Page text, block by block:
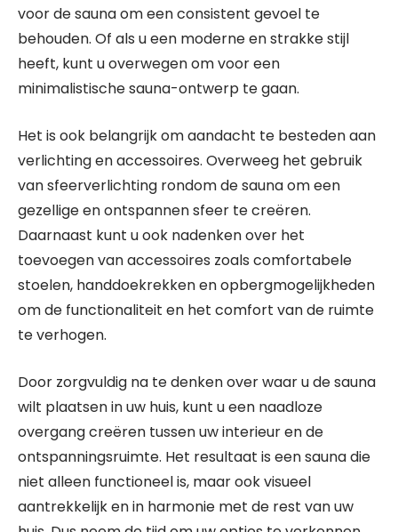
voor de sauna om een consistent gevoel te
behouden. Of als u een moderne en strakke stijl
heeft, kunt u overwegen om voor een
minimalistische sauna-ontwerp te gaan.
Het is ook belangrijk om aandacht te besteden aan
verlichting en accessoires. Overweeg het gebruik
van sfeerverlichting rondom de sauna om een
gezellige en ontspannen sfeer te creëren.
Daarnaast kunt u ook nadenken over het
toevoegen van accessoires zoals comfortabele
stoelen, handdoekrekken en opbergmogelijkheden
om de functionaliteit en het comfort van de ruimte
te verhogen.
Door zorgvuldig na te denken over waar u de sauna
wilt plaatsen in uw huis, kunt u een naadloze
overgang creëren tussen uw interieur en de
ontspanningsruimte. Het resultaat is een sauna die
niet alleen functioneel is, maar ook visueel
aantrekkelijk en in harmonie met de rest van uw